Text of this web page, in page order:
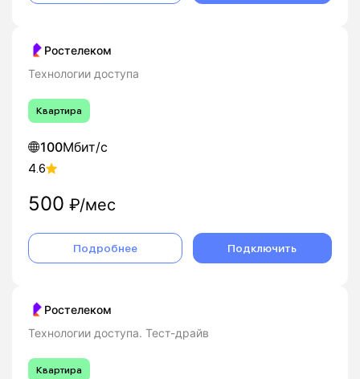
Ростелеком
Технологии доступа
Квартира
100Мбит/с
4.6
500 ₽/мес
Подробнее Подключить
Ростелеком
Технологии доступа. Тест-драйв
Квартира